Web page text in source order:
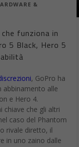
&
funziona in
5 Black, Hero 5
, GoPro ha
abbinamento alle
e Hero 4.
chiave che gli altri
caso del Phantom
rivale diretto, il
in uno zaino dalle